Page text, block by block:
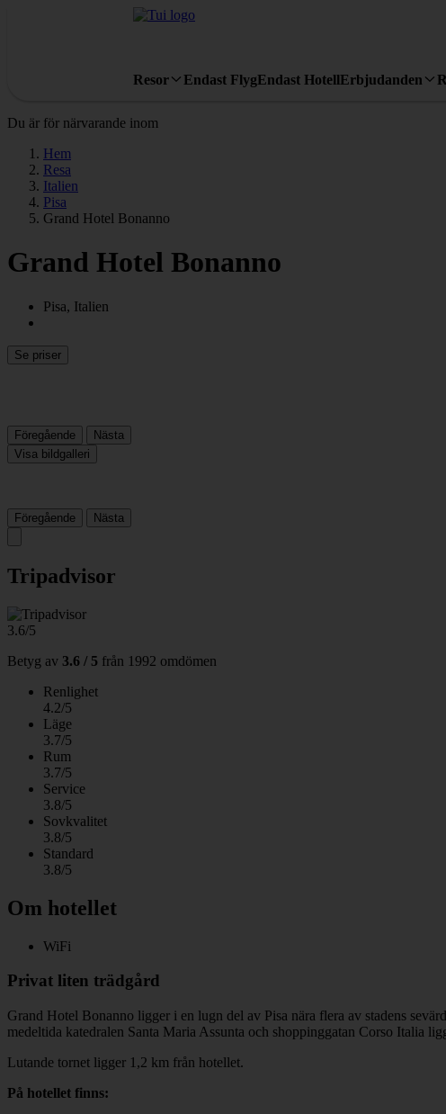
Resor Endast FlygEndast HotellErbjudanden
Du är för närvarande inom
Hem
Resa
Italien
Pisa
Grand Hotel Bonanno
Grand Hotel Bonanno
Pisa, Italien
Se priser
Föregående
Nästa
Visa bildgalleri
Föregående Nästa
Tripadvisor
3.6/5
Betyg av 3.6 / 5 från 1992 omdömen
Renlighet
4.2/5
Läge
3.7/5
Rum
3.7/5
Service
3.8/5
Sovkvalitet
3.8/5
Standard
3.8/5
Om hotellet
WiFi
Privat liten trädgård
Grand Hotel Bonanno ligger i en lugn del av Pisa nära flera av stadens
medeltida katedralen Santa Maria Assunta och shoppinggatan Corso Italia
Lutande tornet ligger 1,2 km från hotellet.
På hotellet finns: